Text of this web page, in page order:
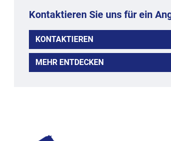
Kontaktieren Sie uns für ein
KONTAKTIEREN
MEHR ENTDECKEN